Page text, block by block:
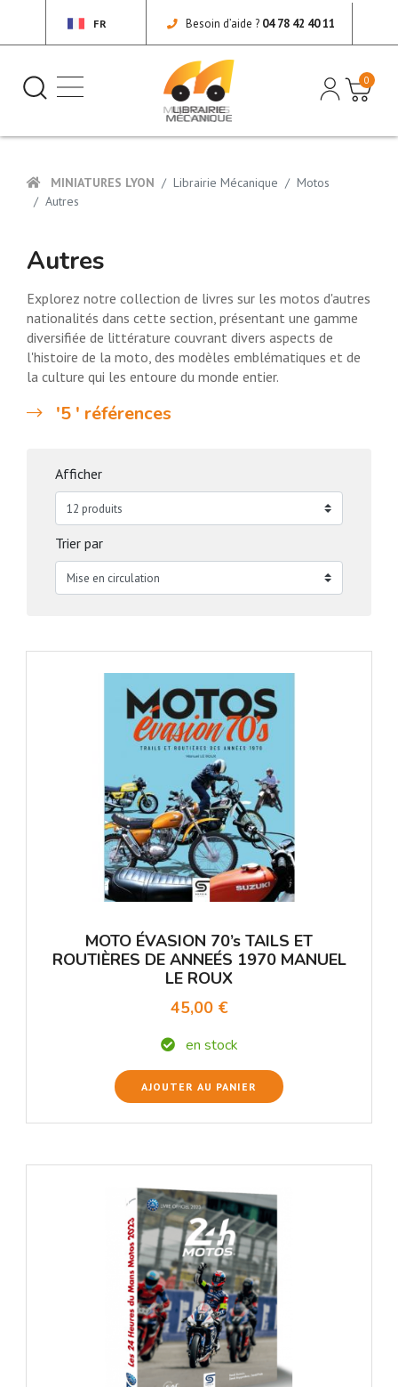
FR Besoin d’aide ? 04 78 42 40 11
0
MINIATURES LYON Librairie Mécanique
Motos
Autres
Autres
Explorez notre collection de livres sur les motos d'autres
nationalités dans cette section, présentant une gamme
diversifiée de littérature couvrant divers aspects de
l'histoire de la moto, des modèles emblématiques et de
la culture qui les entoure du monde entier.
'5 ' références
Afficher
Trier par
MOTO ÉVASION 70’s TAILS ET
ROUTIÈRES DE ANNEÉS 1970 MANUEL
LE ROUX
45,00 €
en stock
AJOUTER AU PANIER